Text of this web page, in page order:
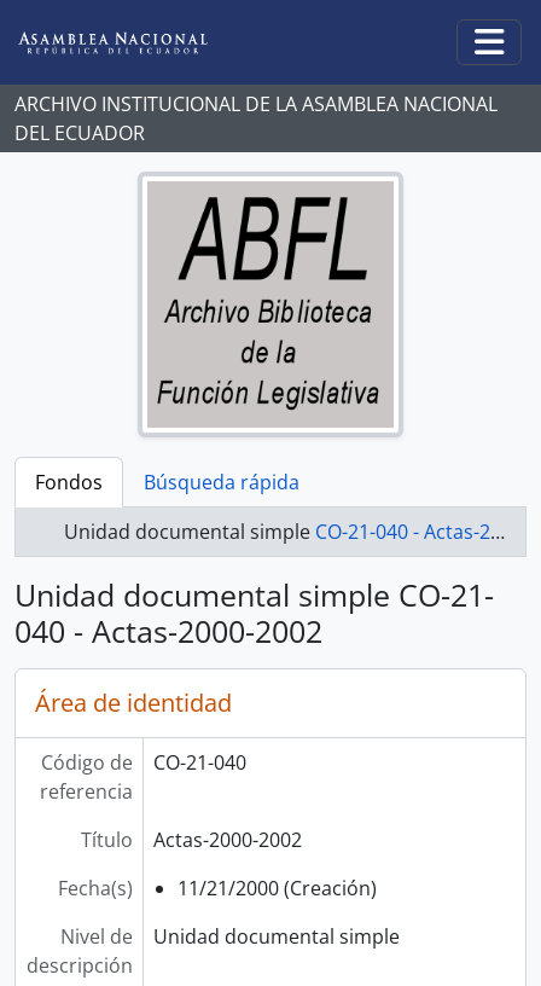
ARCHIVO INSTITUCIONAL DE LA ASAMBLEA NACIONAL
DEL ECUADOR
Fondos
Búsqueda rápida
Unidad documental simple CO-21-040 - Actas-2000-2002
Unidad documental simple CO-21-
040 - Actas-2000-2002
Área de identidad
Código de
referencia
CO-21-040
Título
Actas-2000-2002
Fecha(s)
11/21/2000 (Creación)
Nivel de
descripción
Unidad documental simple